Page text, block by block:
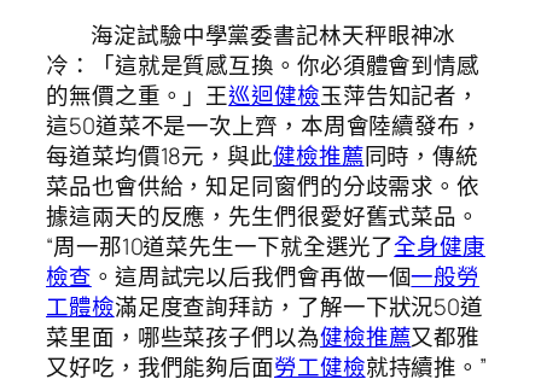
海淀試驗中學黨委書記林天秤眼神冰
冷：「這就是質感互換。你必須體會到情感
的無價之重。」王巡迴健檢玉萍告知記者，
這50道菜不是一次上齊，本周會陸續發布，
每道菜均價18元，與此健檢推薦同時，傳統
菜品也會供給，知足同窗們的分歧需求。依
據這兩天的反應，先生們很愛好舊式菜品。
“周一那10道菜先生一下就全選光了全身健康
檢查 。這周試完以后我們會再做一個一般勞
工體檢滿足度查詢拜訪，了解一下狀況50道
菜里面，哪些菜孩子們以為健檢推薦又都雅
又好吃，我們能夠后面勞工健檢就持續推。”